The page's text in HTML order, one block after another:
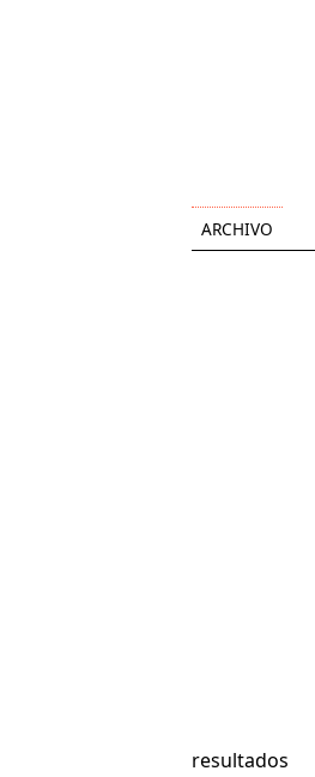
ARCHIVO
resultados